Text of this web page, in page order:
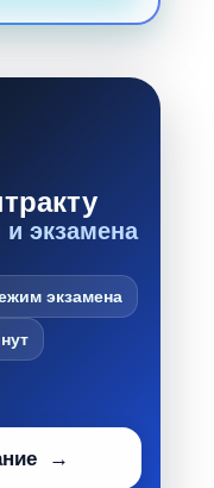
экзамена
экзамена